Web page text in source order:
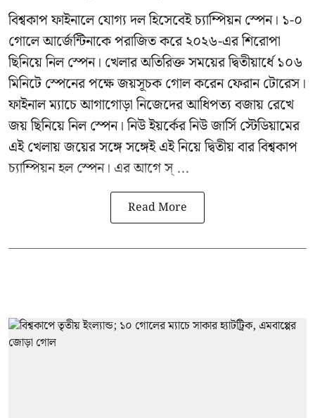
বিশ্বকাপ ফাইনালে যোগ্য দল হিসেবেই চ্যাম্পিয়ন স্পেন। ১-০
গোলে আর্জেন্টিনাকে পরাজিত করে ২০২৬-এর শিরোপা
ছিনিয়ে নিল স্পেন। খেলার অতিরিক্ত সময়ের দ্বিতীয়ার্ধে ১০৬
মিনিটে স্পেনের পক্ষে জয়সূচক গোল করেন ফেরান টোরেস।
ফাইনাল ম্যাচে আগাগোড়া নিজেদের আধিপত্য বজায় রেখে
জয় ছিনিয়ে নিল স্পেন। নিউ ইয়র্কের নিউ জার্সি স্টেডিয়ামের
এই খেলায় জয়ের সঙ্গে সঙ্গেই এই নিয়ে দ্বিতীয় বার বিশ্বকাপ
চ্যাম্পিয়ন হল স্পেন। এর আগে স্ ...
Read More